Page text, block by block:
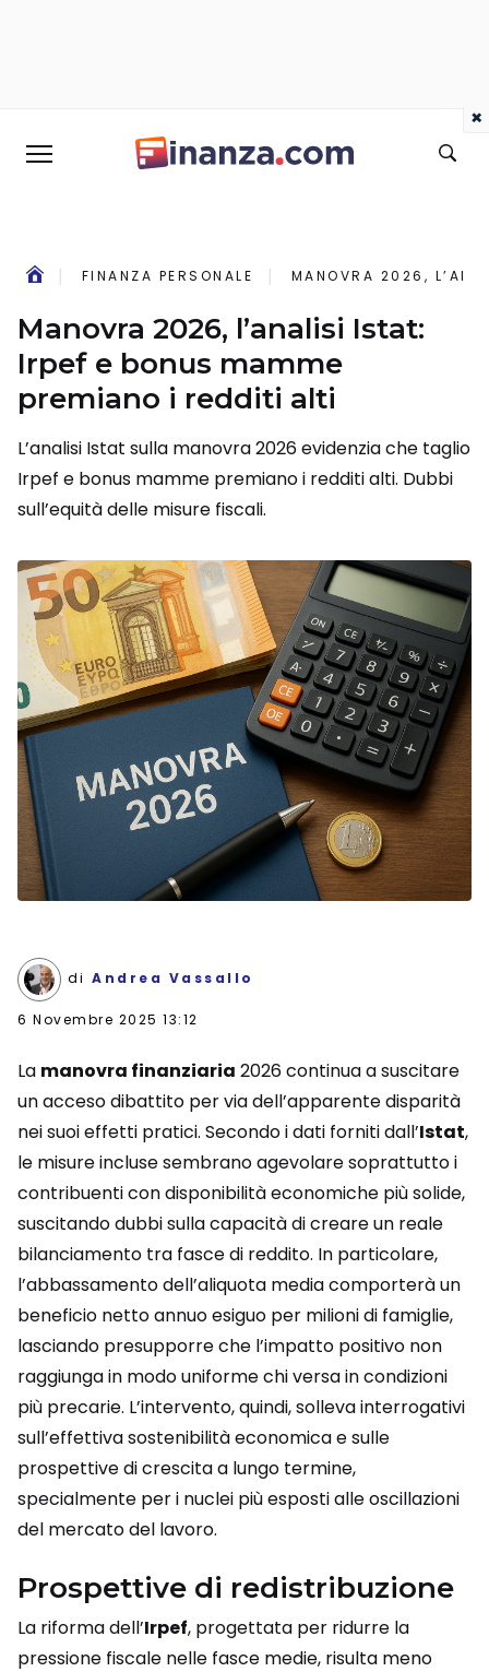
FINANZA PERSONALE MANOVRA 2026,
Manovra 2026, l’analisi Istat:
Irpef e bonus mamme
premiano i redditi alti
L’analisi Istat sulla manovra 2026 evidenzia che taglio
Irpef e bonus mamme premiano i redditi alti. Dubbi
sull’equità delle misure fiscali.
di Andrea Vassallo
6 Novembre 2025 13:12
La manovra finanziaria 2026 continua a suscitare
un acceso dibattito per via dell’apparente disparità
nei suoi effetti pratici. Secondo i dati forniti dall’Istat,
le misure incluse sembrano agevolare soprattutto i
contribuenti con disponibilità economiche più solide,
suscitando dubbi sulla capacità di creare un reale
bilanciamento tra fasce di reddito. In particolare,
l’abbassamento dell’aliquota media comporterà un
beneficio netto annuo esiguo per milioni di famiglie,
lasciando presupporre che l’impatto positivo non
raggiunga in modo uniforme chi versa in condizioni
più precarie. L’intervento, quindi, solleva interrogativi
sull’effettiva sostenibilità economica e sulle
prospettive di crescita a lungo termine,
specialmente per i nuclei più esposti alle oscillazioni
del mercato del lavoro.
Prospettive di redistribuzione
La riforma dell’Irpef, progettata per ridurre la
pressione fiscale nelle fasce medie, risulta meno
×